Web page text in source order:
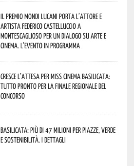
Il Premio Mondi Lucani porta l’attore e
artista Federico Castelluccio a
Montescaglioso per un dialogo su arte e
cinema. L’evento in programma
Cresce l’attesa per Miss Cinema Basilicata:
tutto pronto per la finale regionale del
concorso
Basilicata: più di 47 milioni per piazze, verde
e sostenibilità. I dettagli